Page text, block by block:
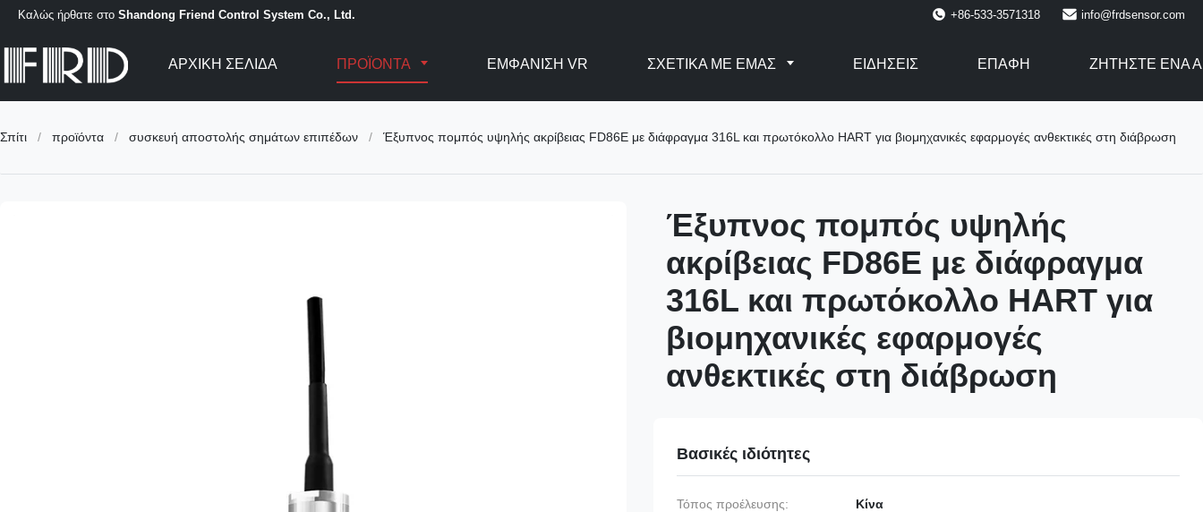
Καλώς ήρθατε στο Shandong Friend Control System Co., Ltd. +86-533-3571318 info@frdsensor.com
ΑΡΧΙΚΉ ΣΕΛΊΔΑ ΠΡΟΪΌΝΤΑ ΕΜΦΆΝΙΣΗ VR ΣΧΕΤΙΚΆ ΜΕ ΕΜΆΣ ΕΙΔΉΣΕΙΣ ΕΠΑΦΉ ΖΗΤΉΣΤΕ ΈΝΑ
Σπίτι / προϊόντα / συσκευή αποστολής σημάτων επιπέδων / Έξυπνος πομπός υψηλής ακρίβειας FD86E με διάφραγμα 316L και πρωτόκολλο HART για βιομηχανικές εφαρμογές ανθεκτικές στη διάβρωση
Έξυπνος πομπός υψηλής
ακρίβειας FD86E με διάφραγμα
316L και πρωτόκολλο HART για
βιομηχανικές εφαρμογές
ανθεκτικές στη διάβρωση
Βασικές ιδιότητες
Τόπος προέλευσης: Κίνα